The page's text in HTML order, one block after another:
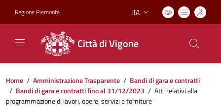
Regione Piemonte Lingua attiva:
ITA
Città di Vigone
Home / Amministrazione Trasparente / Bandi di gara e contratti
/ Bandi di gara e contratti fino al 31/12/2023 / Atti relativi alla
programmazione di lavori, opere, servizi e forniture